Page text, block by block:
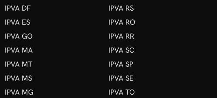
IPVA DF
IPVA ES
IPVA GO
IPVA MA
IPVA MT
IPVA MS
IPVA MG
IPVA RS
IPVA RO
IPVA RR
IPVA SC
IPVA SP
IPVA SE
IPVA TO